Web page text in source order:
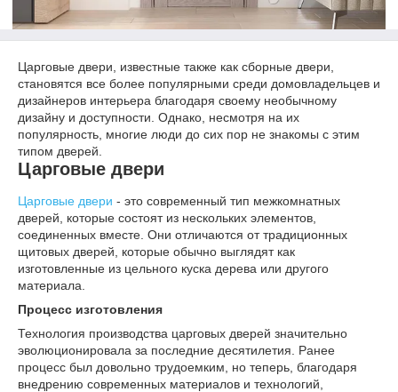
Царговые двери, известные также как сборные двери,
становятся все более популярными среди домовладельцев и
дизайнеров интерьера благодаря своему необычному
дизайну и доступности. Однако, несмотря на их
популярность, многие люди до сих пор не знакомы с этим
типом дверей.
Царговые двери
Царговые двери - это современный тип межкомнатных
дверей, которые состоят из нескольких элементов,
соединенных вместе. Они отличаются от традиционных
щитовых дверей, которые обычно выглядят как
изготовленные из цельного куска дерева или другого
материала.
Процесс изготовления
Технология производства царговых дверей значительно
эволюционировала за последние десятилетия. Ранее
процесс был довольно трудоемким, но теперь, благодаря
внедрению современных материалов и технологий,